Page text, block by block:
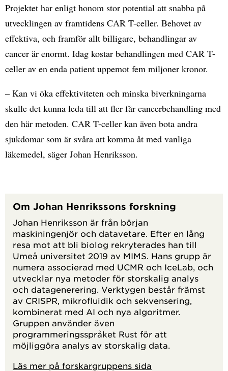
Projektet har enligt honom stor potential att snabba på
utvecklingen av framtidens CAR T-celler. Behovet av
effektiva, och framför allt billigare, behandlingar av
cancer är enormt. Idag kostar behandlingen med CAR T-
celler av en enda patient uppemot fem miljoner kronor.
– Kan vi öka effektiviteten och minska biverkningarna
skulle det kunna leda till att fler får cancerbehandling med
den här metoden. CAR T-celler kan även bota andra
sjukdomar som är svåra att komma åt med vanliga
läkemedel, säger Johan Henriksson.
Om Johan Henrikssons forskning
Johan Henriksson är från början
maskiningenjör och datavetare. Efter en lång
resa mot att bli biolog rekryterades han till
Umeå universitet 2019 av MIMS. Hans grupp är
numera associerad med UCMR och IceLab, och
utvecklar nya metoder för storskalig analys
och datagenerering. Verktygen består främst
av CRISPR, mikrofluidik och sekvensering,
kombinerat med AI och nya algoritmer.
Gruppen använder även
programmeringsspråket Rust för att
möjliggöra analys av storskalig data.
Läs mer på forskargruppens sida